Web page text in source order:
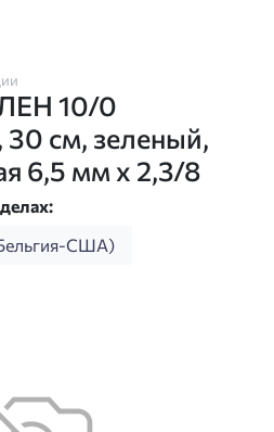
10/0
30 см, зеленый,
6,5 мм х 2,3/8
США)